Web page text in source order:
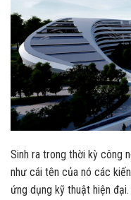
Sinh ra trong thời kỳ công
như cái tên của nó các
ứng dụng kỹ thuật hiện